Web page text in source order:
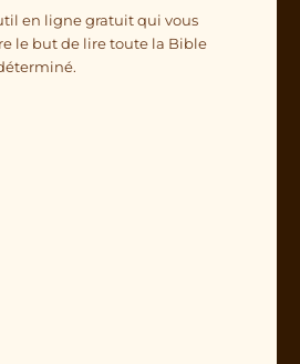
en ligne gratuit qui vous
le but de lire toute la Bible